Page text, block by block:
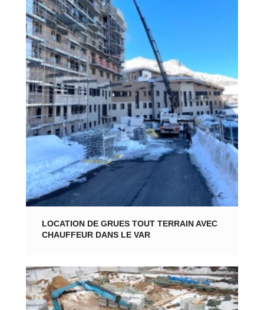
LOCATION DE GRUES TOUT TERRAIN AVEC
CHAUFFEUR DANS LE VAR